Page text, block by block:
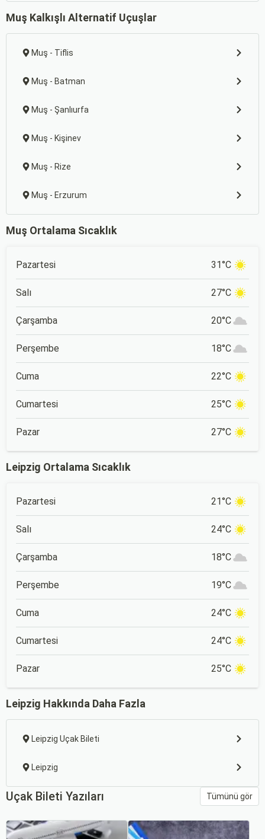
Muş Kalkışlı Alternatif Uçuşlar
Muş - Tiflis
Muş - Batman
Muş - Şanlıurfa
Muş - Kişinev
Muş - Rize
Muş - Erzurum
Muş Ortalama Sıcaklık
Pazartesi 31°C
Salı 27°C
Çarşamba 20°C
Perşembe 18°C
Cuma 22°C
Cumartesi 25°C
Pazar 27°C
Leipzig Ortalama Sıcaklık
Pazartesi 21°C
Salı 24°C
Çarşamba 18°C
Perşembe 19°C
Cuma 24°C
Cumartesi 24°C
Pazar 25°C
Leipzig Hakkında Daha Fazla
Leipzig Uçak Bileti
Leipzig
Uçak Bileti Yazıları Tümünü gör